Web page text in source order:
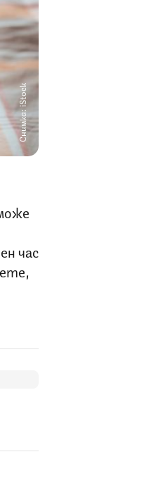
Снимка: iStock
час